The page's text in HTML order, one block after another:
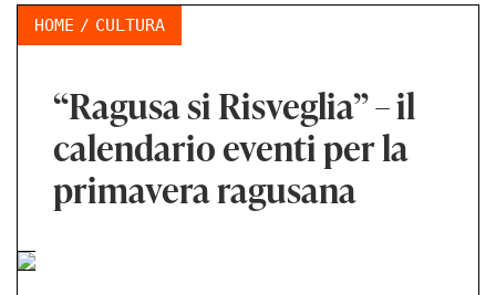
HOME CULTURA
“Ragusa si Risveglia” – il
calendario eventi per la
primavera ragusana